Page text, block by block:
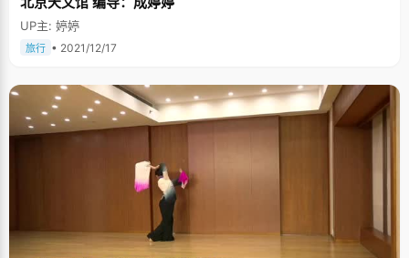
UP主: 婷婷
旅行 • 2021/12/17